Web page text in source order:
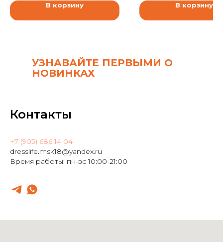
В корзину В корзину
УЗНАВАЙТЕ ПЕРВЫМИ О
НОВИНКАХ
Контакты
+7 (903) 686 14 04
dresslife.msk18@yandex.ru
Время работы: пн-вс 10:00-21:00